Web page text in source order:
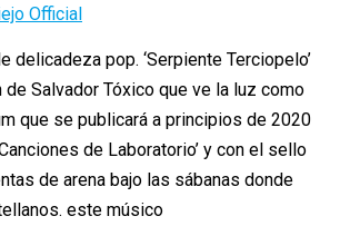
Official
delicadeza pop. ‘Serpiente Terciopelo’
de Salvador Tóxico que ve la luz como
que se publicará a principios de 2020
de Laboratorio’ y con el sello
de arena bajo las sábanas donde
este músico